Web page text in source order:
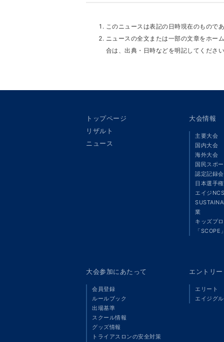
このニュースは表記の日時現在のもので
ニュースの全文または一部の文章をホー
合は、出典・日時などを明記してください
トップページ
リザルト
ニュース
大会情報
主要大会
国内大会
海外大会
国民スポ
認定記録
日本選手
エイジNCS
業
キッズプ
「SCOPE」
大会参加にあたって
会員登録
ルールブック
出場基準
スクール情報
グッズ情報
トライアスロンの安全対策
エントリー
エリート
エイジグ